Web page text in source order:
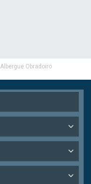
Albergue Obradoiro